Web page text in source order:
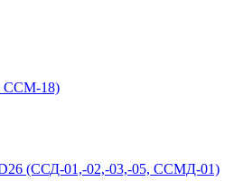
ССМ-18)
D26 (ССД-01,-02,-03,-05, ССМД-01)